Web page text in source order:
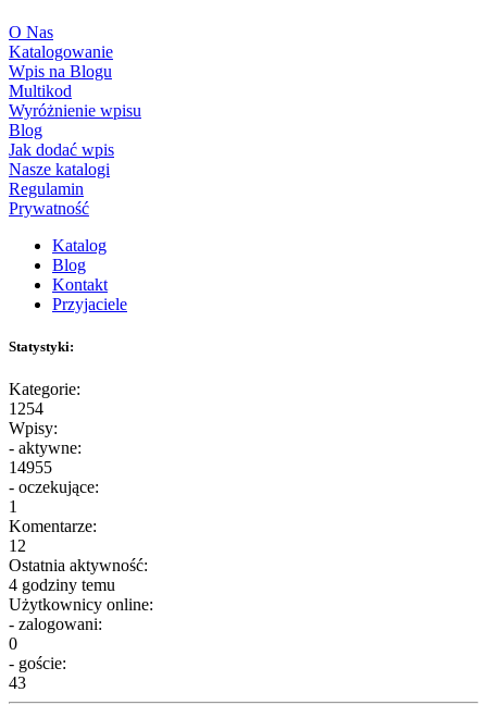
O Nas
Katalogowanie
Wpis na Blogu
Multikod
Wyróżnienie wpisu
Blog
Jak dodać wpis
Nasze katalogi
Regulamin
Prywatność
Katalog
Blog
Kontakt
Przyjaciele
Statystyki:
Kategorie:
1254
Wpisy:
- aktywne:
14955
- oczekujące:
1
Komentarze:
12
Ostatnia aktywność:
4 godziny temu
Użytkownicy online:
- zalogowani:
0
- goście:
43